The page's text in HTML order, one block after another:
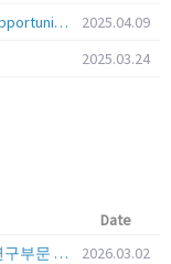
i-Drone 2025, Deadline Extended & Exclusive Opportunity to Travel to Korea!
2025.04.09
2025.03.24
Date
[한국과학기술연구원(KIST)] 2026년도 제1차 연구부문 공개채용 안내
2026.03.02